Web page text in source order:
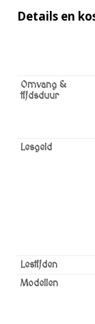
Details en
Omvang &
tijdsduur
Lesgeld
Lestijden
Modellen